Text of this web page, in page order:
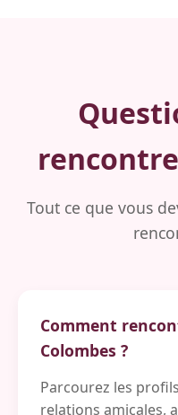
Tout ce que vous
Comment
Colombes ?
Parcourez les
relations amicales,